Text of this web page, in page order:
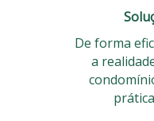
De forma
a